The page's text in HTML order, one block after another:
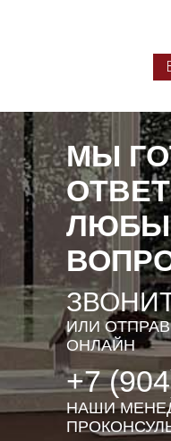
МЫ
ИЛИ
ОНЛАЙН
+7
НАШИ